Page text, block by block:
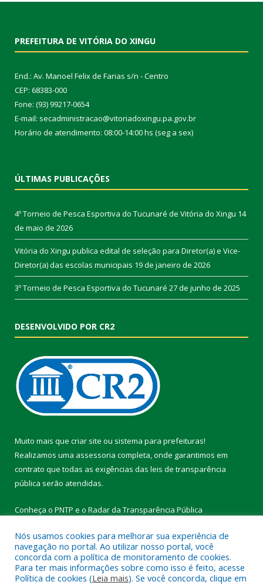
PREFEITURA DE VITÓRIA DO XINGU
End.: Av. Manoel Felix de Farias s/n - Centro
CEP: 68383-000
Fone: (93) 99217-0654
E-mail: secadministracao@vitoriadoxingu.pa.gov.br
Horário de atendimento: 08:00-14:00 hs (seg a sex)
ÚLTIMAS PUBLICAÇÕES
4º Torneio de Pesca Esportiva do Tucunaré de Vitória do Xingu 14
de maio de 2026
Vitória do Xingu publica edital de seleção para Diretor(a) e Vice-
Diretor(a) das escolas municipais 19 de janeiro de 2026
3º Torneio de Pesca Esportiva do Tucunaré 27 de junho de 2025
DESENVOLVIDO POR CR2
Muito mais que criar site ou sistema para prefeituras!
Realizamos uma assessoria completa, onde garantimos em
contrato que todas as exigências das leis de transparência
pública serão atendidas.
Conheça o PNTP e o Radar da Transparência Pública
Todos os direitos reservados a Prefeitura Municipal de Vitória do
Xingu.
Nós usamos cookies para melhorar sua experiência de
navegação no portal. Ao utilizar nosso portal, você
concorda com a política de monitoramento de cookies.
Para ter mais informações sobre como isso é feito, acesse
Política de cookies (Leia mais). Se você concorda, clique em